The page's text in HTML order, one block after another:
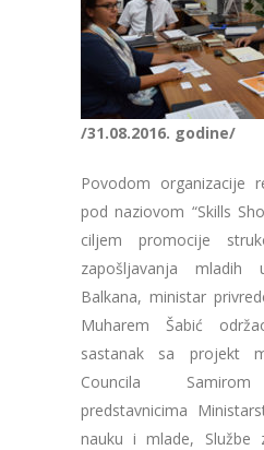
/31.08.2016. godine/
Povodom organizacije
pod naziovom “Skills
ciljem promocije
zapošljavanja mladih
Balkana, ministar
Muharem Šabić
sastanak sa projekt
Councila Samirom
predstavnicima
nauku i mlade, Službe